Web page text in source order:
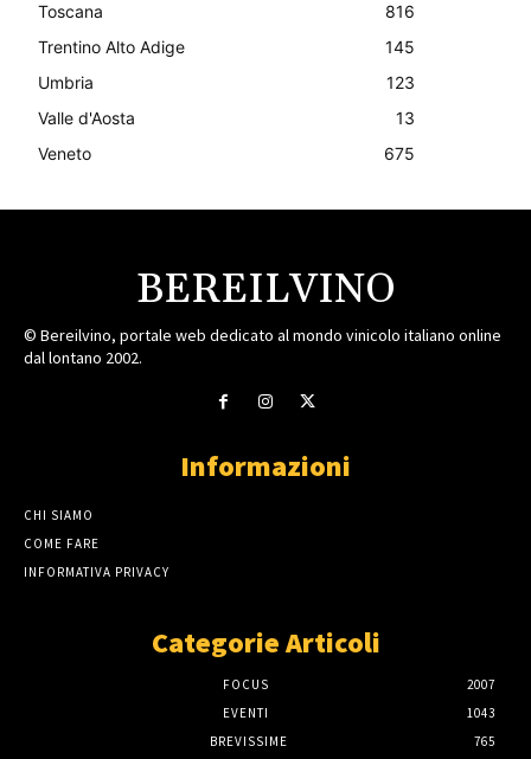
Toscana
816
Trentino Alto Adige
145
Umbria
123
Valle d'Aosta
13
Veneto
675
BEREILVINO
© Bereilvino, portale web dedicato al mondo vinicolo italiano online
dal lontano 2002.
Informazioni
CHI SIAMO
COME FARE
INFORMATIVA PRIVACY
Categorie Articoli
FOCUS
2007
EVENTI
1043
BREVISSIME
765